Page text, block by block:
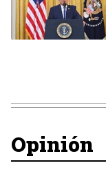
Opinión